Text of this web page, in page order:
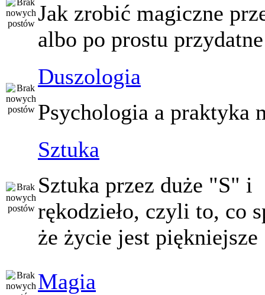
Jak zrobić magiczne
albo po prostu
Duszologia
Psychologia a praktyka
Sztuka
Sztuka przez duże "S" i
rękodzieło, czyli to, co
że życie jest piękniejsze
Magia